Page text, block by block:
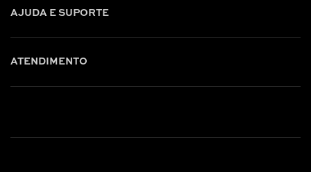
AJUDA E SUPORTE
ATENDIMENTO